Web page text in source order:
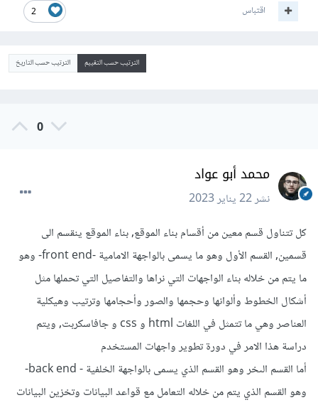
2 اقتباس
الترتيب حسب التقييم الترتيب حسب التاريخ
0
محمد أبو عواد
نشر22 يناير 2023
كل تتناول قسم معين من أقسام بناء الموقع, بناء الموقع ينقسم الى
قسمين, القسم الأول وهو ما يسمى بالواجهة الامامية -front end- وهو
ما يتم من خلاله بناء الواجهات التي نراها والتفاصيل التي تحملها مثل
أشكال الخطوط وألوانها وحجمها والصور وأحجامها وترتيب وهيكلية
العناصر وهي ما تتمثل في اللغات html و css و جافاسكربت, ويتم
دراسة هذا الامر في دورة تطوير واجهات المستخدم
أما القسم الىخر وهو القسم الذي يسمى بالواجهة الخلفية - back end-
وهو القسم الذي يتم من خلاله التعامل مع قواعد البيانات وتخزين البيانات